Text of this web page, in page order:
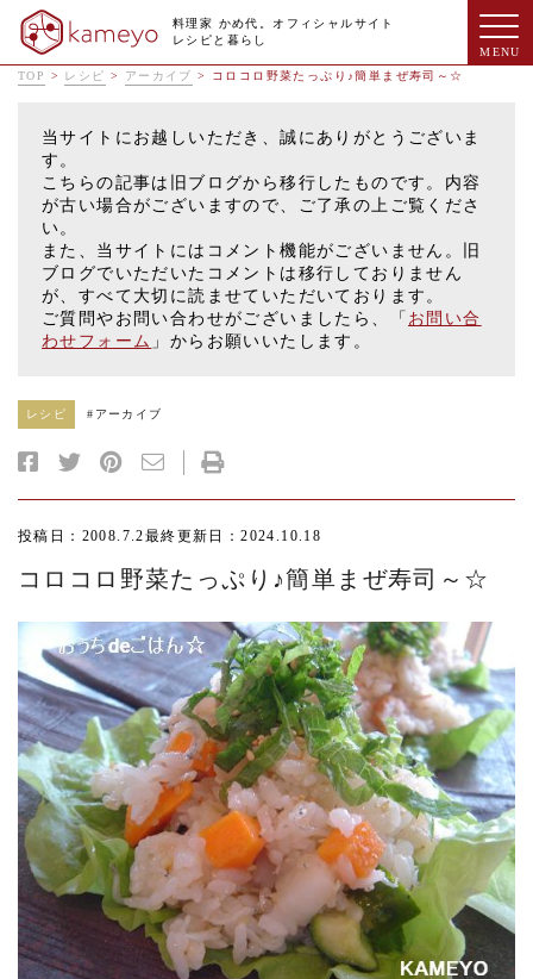
料理家 かめ代。オフィシャルサイト
レシピと暮らし
TOP > レシピ > アーカイブ > コロコロ野菜たっぷり♪簡単まぜ寿司～☆
当サイトにお越しいただき、誠にありがとうございま
す。
こちらの記事は旧ブログから移行したものです。内容
が古い場合がございますので、ご了承の上ご覧くださ
い。
また、当サイトにはコメント機能がございません。旧
ブログでいただいたコメントは移行しておりません
が、すべて大切に読ませていただいております。
ご質問やお問い合わせがございましたら、「 お問い合
わせフォーム 」からお願いいたします。
レシピ # アーカイブ
投稿日：2008.7.2最終更新日：2024.10.18
コロコロ野菜たっぷり♪簡単まぜ寿司～☆